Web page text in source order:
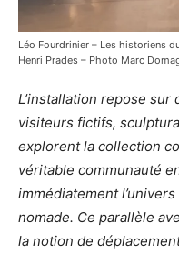
Léo Fourdrinier – Les historiens
Henri Prades – Photo Marc
L’installation repose sur
visiteurs fictifs,
explorent la collection
véritable communauté
immédiatement
nomade. Ce parallèle
la notion de